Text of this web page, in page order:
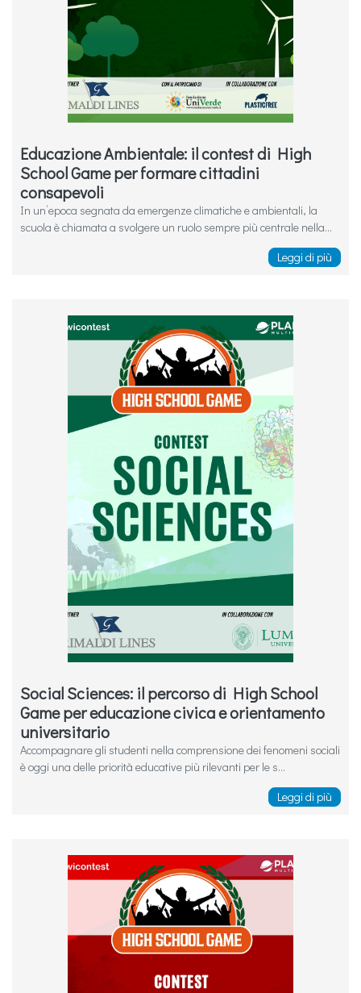
Educazione Ambientale: il contest di High
School Game per formare cittadini
consapevoli
In un’epoca segnata da emergenze climatiche e ambientali, la
scuola è chiamata a svolgere un ruolo sempre più centrale nella...
Leggi di più
Social Sciences: il percorso di High School
Game per educazione civica e orientamento
universitario
Accompagnare gli studenti nella comprensione dei fenomeni sociali
è oggi una delle priorità educative più rilevanti per le s...
Leggi di più